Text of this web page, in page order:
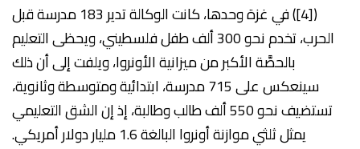
([4]) في غزة وحدها، كانت الوكالة تدير 183 مدرسة قبل
الحرب، تخدم نحو 300 ألف طفل فلسطيني، ويحظى التعليم
بالحصَّة الأكبر من ميزانية الأونروا، ويلفت إلى أن ذلك
سينعكس على 715 مدرسة، ابتدائية ومتوسطة وثانوية،
تستضيف نحو 550 ألف طالب وطالبة، إذ إن الشق التعليمي
يمثل ثلثي موازنة أونروا البالغة 1.6 مليار دولار أمريكي.